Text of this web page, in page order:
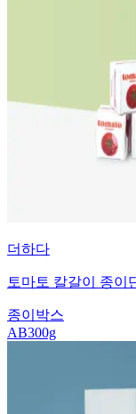
더하다
토마토 칼갈이 종이
종이박스
AB300g